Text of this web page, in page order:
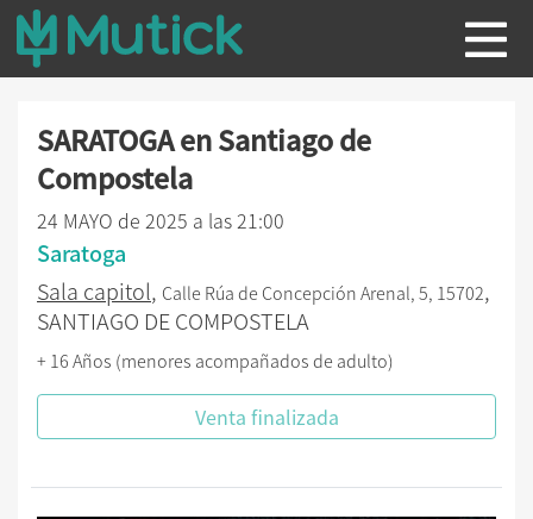
SARATOGA en Santiago de
Compostela
24 MAYO de 2025 a las 21:00
Saratoga
Sala capitol, Calle Rúa de Concepción Arenal, 5, 15702,
SANTIAGO DE COMPOSTELA
+ 16 Años (menores acompañados de adulto)
Venta finalizada